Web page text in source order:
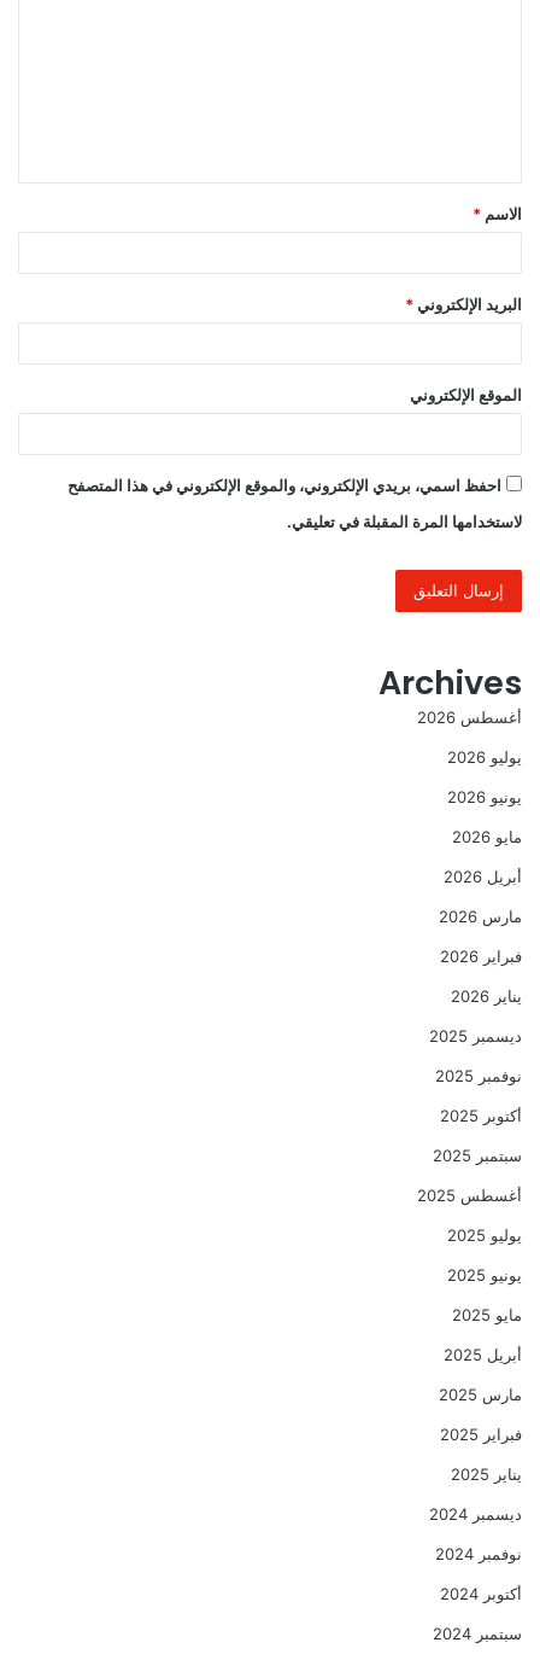
ق
*
الاسم *
البريد الإلكتروني *
الموقع الإلكتروني
احفظ اسمي، بريدي الإلكتروني، والموقع الإلكتروني في هذا المتصفح
لاستخدامها المرة المقبلة في تعليقي.
Archives
أغسطس 2026
يوليو 2026
يونيو 2026
مايو 2026
أبريل 2026
مارس 2026
فبراير 2026
يناير 2026
ديسمبر 2025
نوفمبر 2025
أكتوبر 2025
سبتمبر 2025
أغسطس 2025
يوليو 2025
يونيو 2025
مايو 2025
أبريل 2025
مارس 2025
فبراير 2025
يناير 2025
ديسمبر 2024
نوفمبر 2024
أكتوبر 2024
سبتمبر 2024